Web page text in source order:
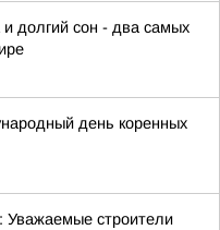
и долгий сон - два самых
день коренных
Уважаемые строители